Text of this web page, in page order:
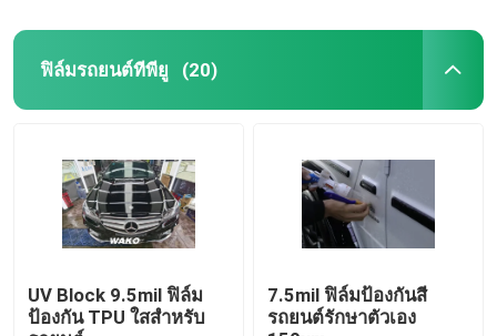
ฟิล์มรถยนต์ทีพียู (20)
UV Block 9.5mil ฟิล์ม
ป้องกัน TPU ใสสำหรับ
7.5mil ฟิล์มป้องกันสี
รถยนต์รักษาตัวเอง